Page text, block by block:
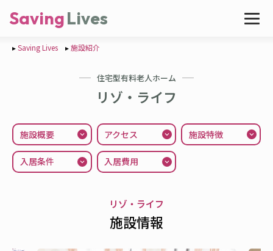
SavingLives
Saving Lives 施設紹介
住宅型有料老人ホーム
リゾ・ライフ
施設概要 アクセス 施設特徴
入居条件 入居費用
リゾ・ライフ
施設情報